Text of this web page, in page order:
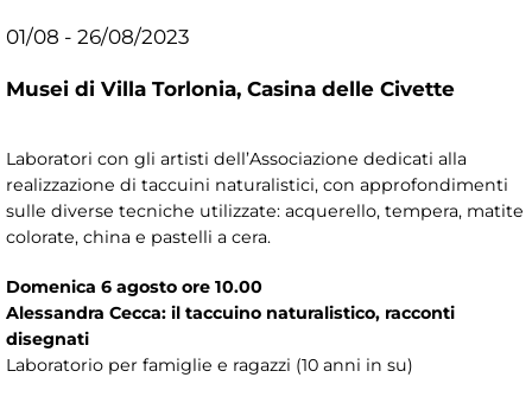
01/08 - 26/08/2023
Musei di Villa Torlonia, Casina delle Civette
Laboratori con gli artisti dell’Associazione dedicati alla
realizzazione di taccuini naturalistici, con approfondimenti
sulle diverse tecniche utilizzate: acquerello, tempera, matite
colorate, china e pastelli a cera.
Domenica 6 agosto ore 10.00
Alessandra Cecca: il taccuino naturalistico, racconti
disegnati
Laboratorio per famiglie e ragazzi (10 anni in su)